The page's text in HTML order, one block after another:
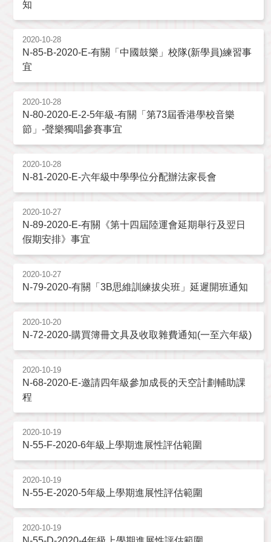
知
2020-10-28
N-85-B-2020-E-有關「中國鼓樂」校隊(新學員)練習事
宜
2020-10-28
N-80-2020-E-2-5年級-有關「第73屆香港學校音樂
節」-聲樂獨唱參賽事宜
2020-10-28
N-81-2020-E-六年級中學學位分配辦法家長會
2020-10-27
N-89-2020-E-有關《第十四屆陸運會延期舉行及翌日
假期安排》事宜
2020-10-27
N-79-2020-有關「3B思維訓練拔尖班」延遲開班通知
2020-10-20
N-72-2020-購買簿冊文具及收取雜費通知(一至六年級)
2020-10-19
N-68-2020-E-邀請四年級參加成長的天空計劃輔助課
程
2020-10-19
N-55-F-2020-6年級上學期進展性評估範圍
2020-10-19
N-55-E-2020-5年級上學期進展性評估範圍
2020-10-19